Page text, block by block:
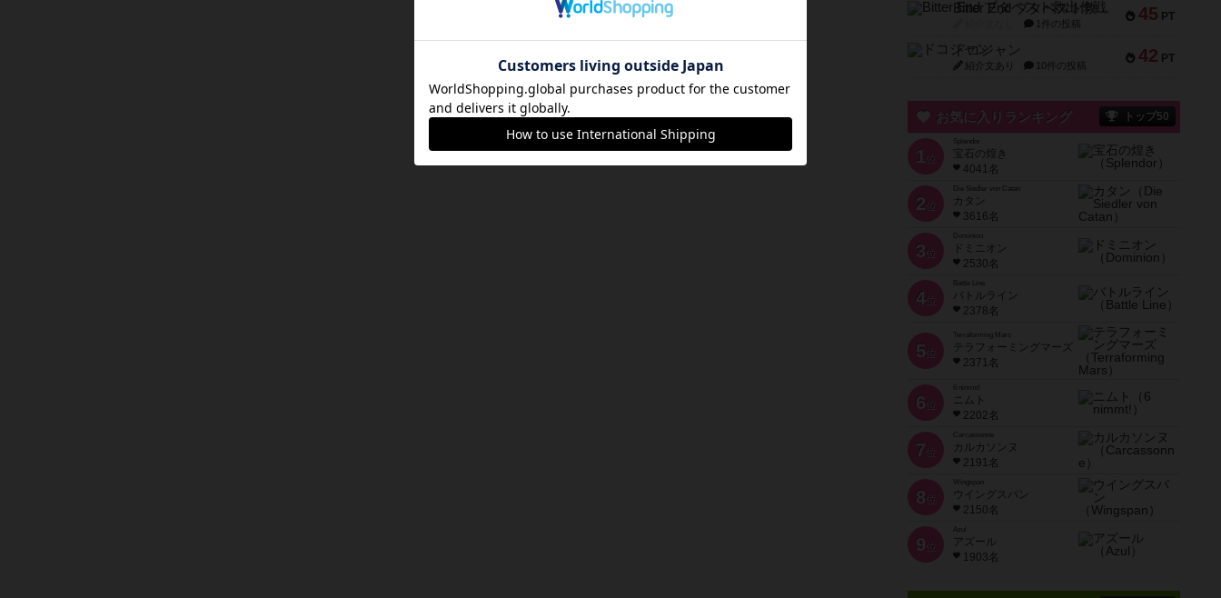
45 PT
Bitter End ブタペスト救出作戦
1件の投稿
42 PT
ドコジャン
紹介文あり 10件の投稿
お気に入りランキング トップ50
1 位
宝石の煌き
4041名
2 位
Die Siedler von Catan
カタン
3616名
3 位
ドミニオン
2530名
4位
Battle Line
バトルライン
2378名
5 位
Terraforming Mars
テラフォーミングマーズ
2371名
6 位
ニムト
2202名
7 位
Carcassonne
カルカソンヌ
2191名
8 位
Wingspan
ウイングスパン
2150名
9 位
Azul
アズール
1903名